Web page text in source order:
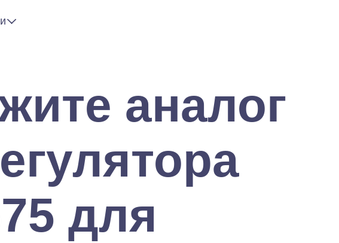
аналог
для